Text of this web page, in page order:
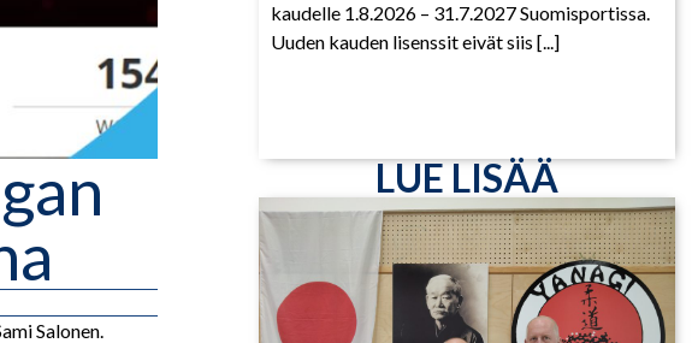
Salonen.
kaudelle 1.8.2026 – 31.7.2027 Suomisportissa.
Uuden kauden lisenssit eivät siis [...]
LUE LISÄÄ